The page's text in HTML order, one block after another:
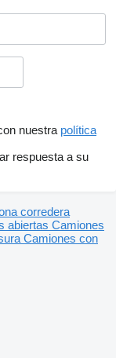
nuestra política
respuesta a su
corredera
abiertas Camiones
Camiones con